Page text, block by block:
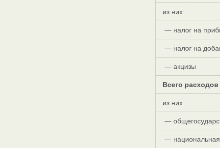
из них:
— налог на
— налог на
— акцизы
Всего расходов
из них:
—
—